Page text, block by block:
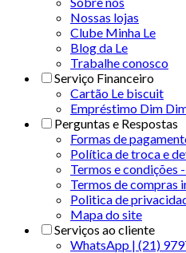
Nossas lojas
Clube Minha Le
Blog da Le
Trabalhe conosco
Serviço Financeiro
Cartão Le biscuit
Empréstimo Dim
Perguntas e Respostas
Formas de
Política de troca e
Termos e condições
Termos de compras
Politica de
Mapa do site
Serviços ao cliente
WhatsApp | (21)